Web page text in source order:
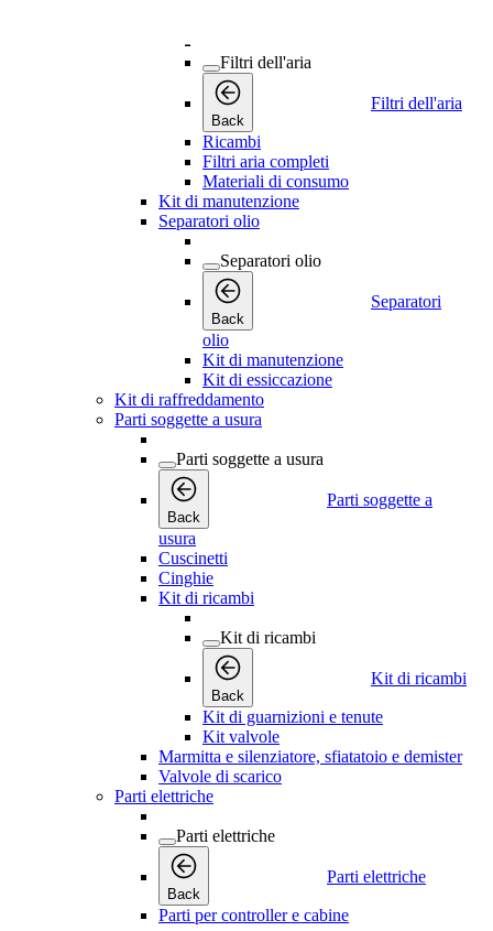
Filtri dell'aria
Back
Filtri dell'aria
Ricambi
Filtri aria completi
Materiali di consumo
Kit di manutenzione
Separatori olio
Separatori olio
Back
Separatori
olio
Kit di manutenzione
Kit di essiccazione
Kit di raffreddamento
Parti soggette a usura
Parti soggette a usura
Back
Parti soggette a
usura
Cuscinetti
Cinghie
Kit di ricambi
Kit di ricambi
Back
Kit di ricambi
Kit di guarnizioni e tenute
Kit valvole
Marmitta e silenziatore, sfiatatoio e demister
Valvole di scarico
Parti elettriche
Parti elettriche
Back
Parti elettriche
Parti per controller e cabine